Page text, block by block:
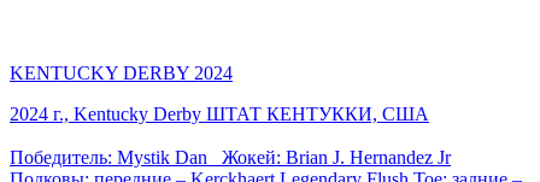
KENTUCKY DERBY 2024
2024 г., Kentucky Derby ШТАТ КЕНТУККИ, США
Победитель: Mystik Dan Жокей: Brian J. Hernandez Jr